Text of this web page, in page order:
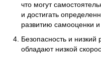
что могут
и достигать
развитию самооценки
Безопасность и низкий
обладают низкой